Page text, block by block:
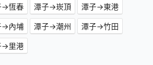
→恆春 潭子→崁頂
潭子→東港
→內埔 潭子→潮州
潭子→竹田
→里港